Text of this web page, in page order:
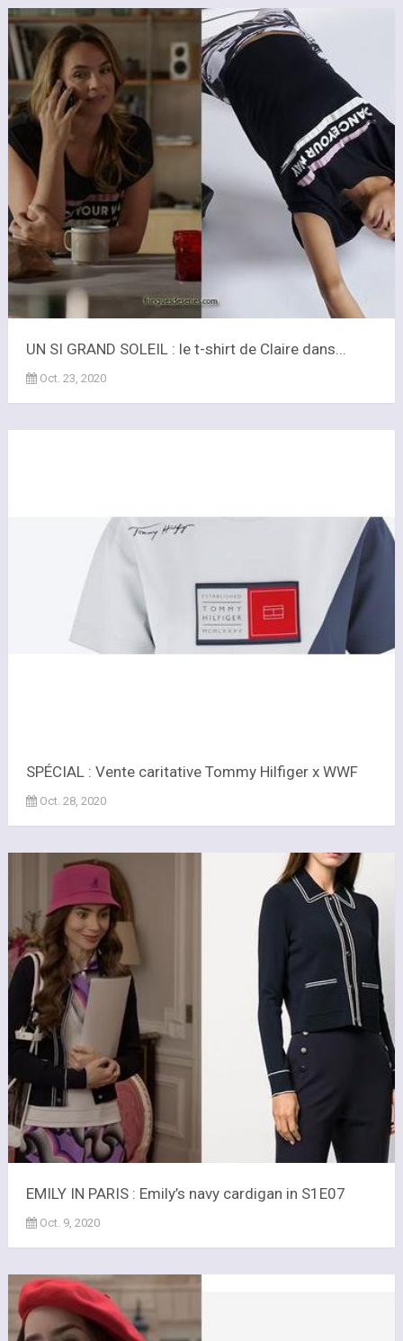
UN SI GRAND SOLEIL : le t-shirt de Claire dans...
Oct. 23, 2020
SPÉCIAL : Vente caritative Tommy Hilfiger x WWF
Oct. 28, 2020
EMILY IN PARIS : Emily’s navy cardigan in S1E07
Oct. 9, 2020